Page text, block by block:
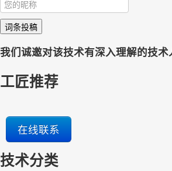
词条投稿
我们诚邀对该技术有深入理解的技
工匠推荐
在线联系
技术分类